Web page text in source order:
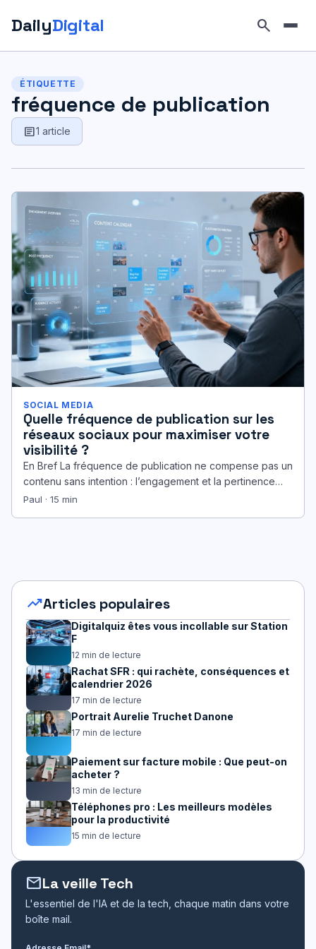
DailyDigital search
contenu
ÉTIQUETTE
fréquence de publication
article1 article
SOCIAL MEDIA
Quelle fréquence de publication sur les
réseaux sociaux pour maximiser votre
visibilité ?
En Bref La fréquence de publication ne compense pas un
contenu sans intention : l’engagement et la pertinence
pilotent la…
Paul · 15 min
trending_upArticles populaires
Digitalquiz êtes vous incollable sur Station
F
12 min de lecture
Rachat SFR : qui rachète, conséquences et
calendrier 2026
17 min de lecture
Portrait Aurelie Truchet Danone
17 min de lecture
Paiement sur facture mobile : Que peut-on
acheter ?
13 min de lecture
Téléphones pro : Les meilleurs modèles
pour la productivité
15 min de lecture
mailLa veille Tech
L'essentiel de l'IA et de la tech, chaque matin dans votre
boîte mail.